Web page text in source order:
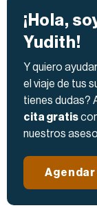
¡Hola,
Yudith!
Y quiero
el viaje de tus
tienes dudas?
cita gratis
nuestros